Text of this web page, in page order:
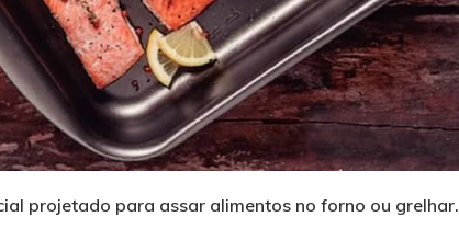
projetado para assar alimentos no forno ou grelhar.